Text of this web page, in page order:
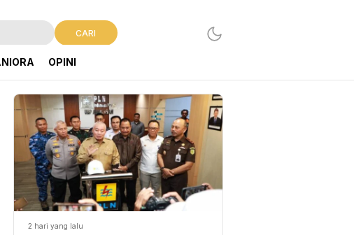
CARI
OPINI
2 hari yang lalu